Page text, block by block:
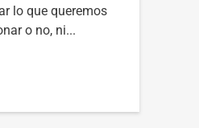
lo que queremos
o no, ni...